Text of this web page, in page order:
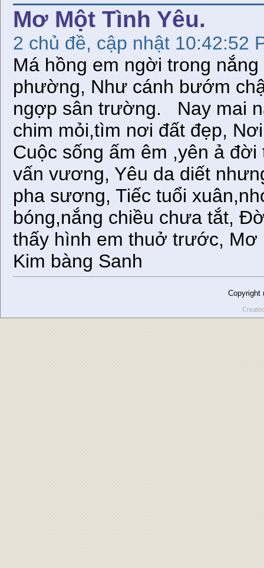
Mơ Một Tình Yêu.
2 chủ đề, cập nhật 10:42:52
Má hồng em ngời trong
phường, Như cánh bướm
ngợp sân trường. Nay mai
chim mỏi,tìm nơi đất đẹp,
Cuộc sống ấm êm ,yên ả
vấn vương, Yêu da diết
pha sương, Tiếc tuổi
bóng,nắng chiều chưa tắt,
thấy hình em thuở trước,
Kim bàng Sanh
Copyright